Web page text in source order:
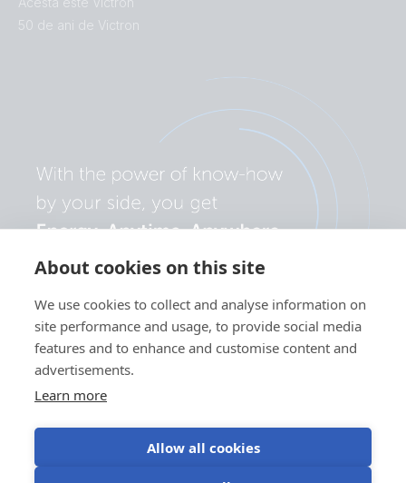
About cookies on this site
We use cookies to collect and analyse information on
site performance and usage, to provide social media
features and to enhance and customise content and
advertisements.
Learn more
Allow all cookies
50 de ani de Victron
Politica de
Termeni de